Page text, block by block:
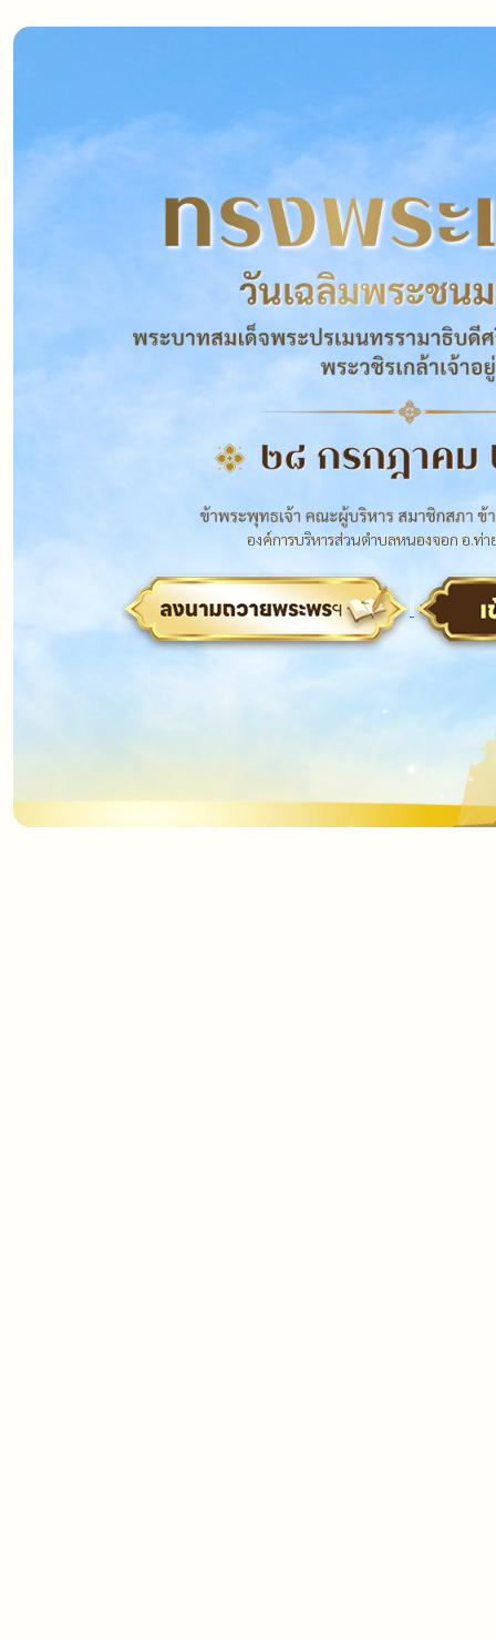
องค์การบริหารส่วนตำบลหนองจอก อ.ท่า